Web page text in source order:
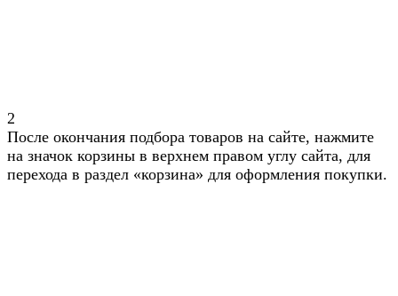
2
После окончания подбора товаров на сайте, нажмите
на значок корзины в верхнем правом углу сайта, для
перехода в раздел «корзина» для оформления покупки.